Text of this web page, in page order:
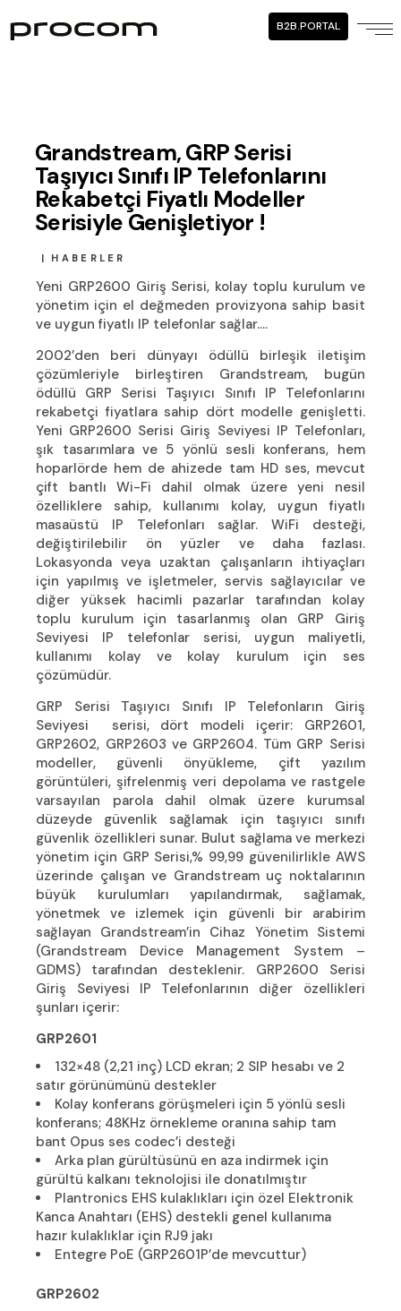
B2B.PORTAL
Grandstream, GRP Serisi
Taşıyıcı Sınıfı IP Telefonlarını
Rekabetçi Fiyatlı Modeller
Serisiyle Genişletiyor !
HABERLER
Yeni GRP2600 Giriş Serisi, kolay toplu kurulum ve
yönetim için el değmeden provizyona sahip basit
ve uygun fiyatlı IP telefonlar sağlar….
2002’den beri dünyayı ödüllü birleşik iletişim
çözümleriyle birleştiren Grandstream, bugün
ödüllü GRP Serisi Taşıyıcı Sınıfı IP Telefonlarını
rekabetçi fiyatlara sahip dört modelle genişletti.
Yeni GRP2600 Serisi Giriş Seviyesi IP Telefonları,
şık tasarımlara ve 5 yönlü sesli konferans, hem
hoparlörde hem de ahizede tam HD ses, mevcut
çift bantlı Wi-Fi dahil olmak üzere yeni nesil
özelliklere sahip, kullanımı kolay, uygun fiyatlı
masaüstü IP Telefonları sağlar. WiFi desteği,
değiştirilebilir ön yüzler ve daha fazlası.
Lokasyonda veya uzaktan çalışanların ihtiyaçları
için yapılmış ve işletmeler, servis sağlayıcılar ve
diğer yüksek hacimli pazarlar tarafından kolay
toplu kurulum için tasarlanmış olan GRP Giriş
Seviyesi IP telefonlar serisi, uygun maliyetli,
kullanımı kolay ve kolay kurulum için ses
çözümüdür.
GRP Serisi Taşıyıcı Sınıfı IP Telefonların Giriş
Seviyesi serisi, dört modeli içerir: GRP2601,
GRP2602, GRP2603 ve GRP2604. Tüm GRP Serisi
modeller, güvenli önyükleme, çift yazılım
görüntüleri, şifrelenmiş veri depolama ve rastgele
varsayılan parola dahil olmak üzere kurumsal
düzeyde güvenlik sağlamak için taşıyıcı sınıfı
güvenlik özellikleri sunar. Bulut sağlama ve merkezi
yönetim için GRP Serisi,% 99,99 güvenilirlikle AWS
üzerinde çalışan ve Grandstream uç noktalarının
büyük kurulumları yapılandırmak, sağlamak,
yönetmek ve izlemek için güvenli bir arabirim
sağlayan Grandstream’in Cihaz Yönetim Sistemi
(Grandstream Device Management System –
GDMS) tarafından desteklenir. GRP2600 Serisi
Giriş Seviyesi IP Telefonlarının diğer özellikleri
şunları içerir:
GRP2601
132×48 (2,21 inç) LCD ekran; 2 SIP hesabı ve 2
satır görünümünü destekler
Kolay konferans görüşmeleri için 5 yönlü sesli
konferans; 48KHz örnekleme oranına sahip tam
bant Opus ses codec’i desteği
Arka plan gürültüsünü en aza indirmek için
gürültü kalkanı teknolojisi ile donatılmıştır
Plantronics EHS kulaklıkları için özel Elektronik
Kanca Anahtarı (EHS) destekli genel kullanıma
hazır kulaklıklar için RJ9 jakı
Entegre PoE (GRP2601P’de mevcuttur)
GRP2602